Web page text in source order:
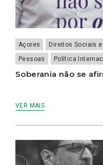
Açores Direitos Sociais
Pessoas
Política
Soberania não se
VER MAIS